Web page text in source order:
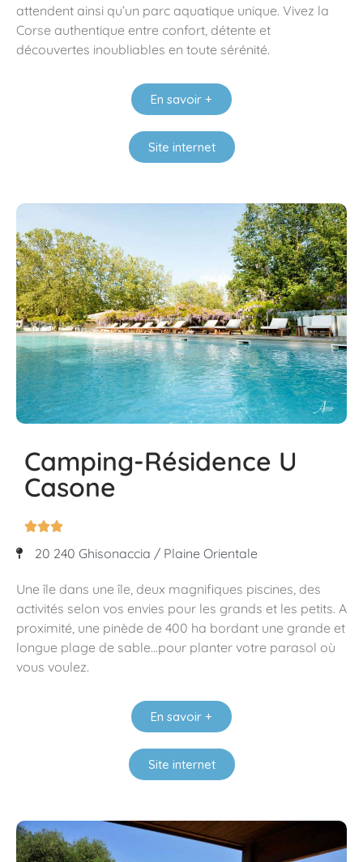
attendent ainsi qu’un parc aquatique unique. Vivez la
Corse authentique entre confort, détente et
découvertes inoubliables en toute sérénité.
En savoir +
Site internet
Camping-Résidence U
Casone

20 240 Ghisonaccia / Plaine Orientale
Une île dans une île, deux magnifiques piscines, des
activités selon vos envies pour les grands et les petits. A
proximité, une pinède de 400 ha bordant une grande et
longue plage de sable…pour planter votre parasol où
vous voulez.
En savoir +
Site internet